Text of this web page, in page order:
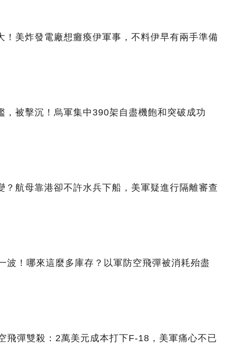
！美炸發電廠想癱瘓伊軍事，不料伊早有兩手準備
，被擊沉！烏軍集中390架自盡機飽和突破成功
？航母靠港卻不許水兵下船，美軍疑進行隔離審查
波！哪來這麼多庫存？以軍防空飛彈被消耗殆盡
飛彈雙殺：2萬美元成本打下F-18，美軍痛心不已